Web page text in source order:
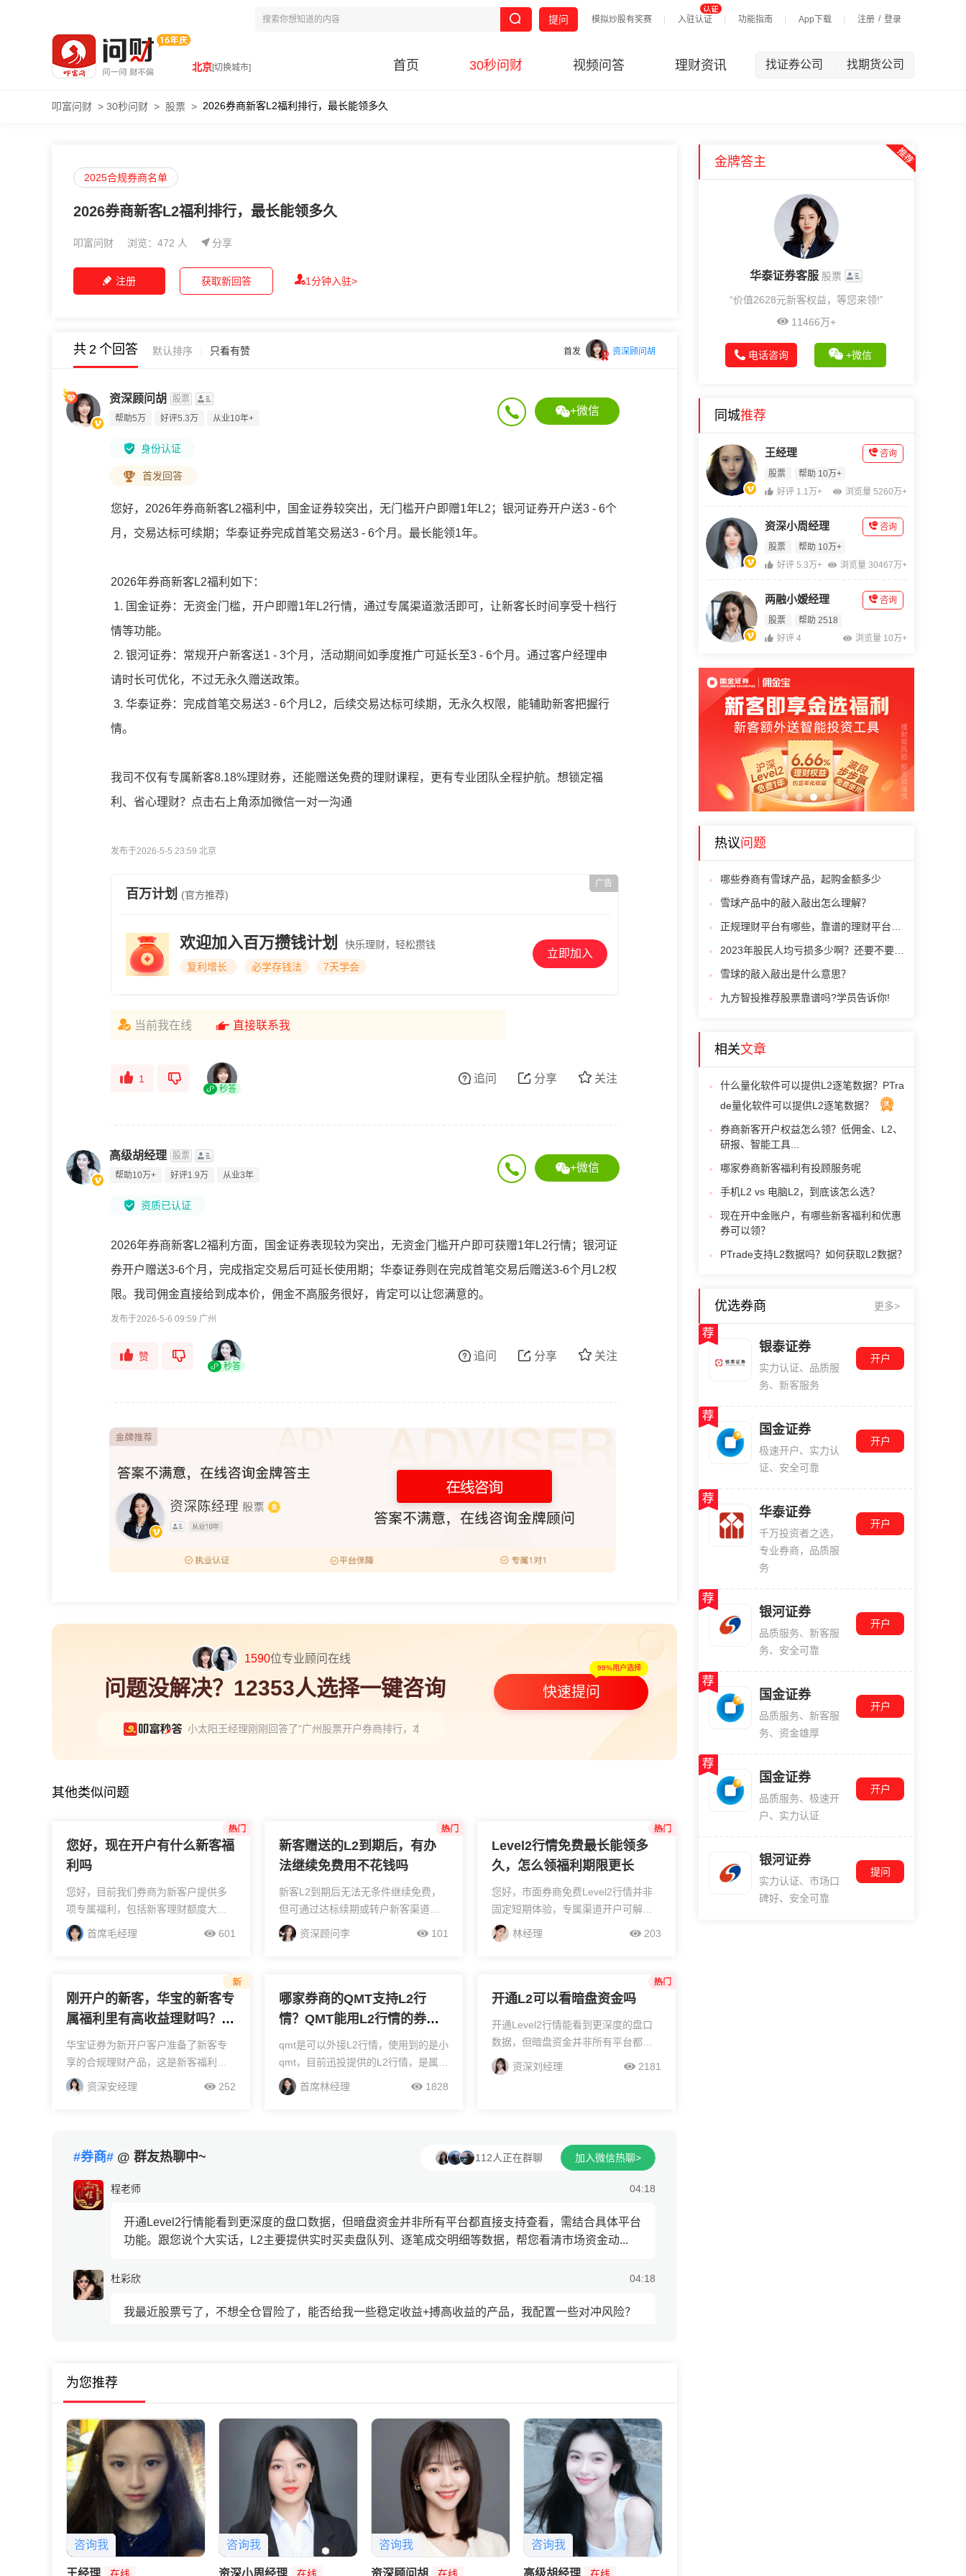
模拟炒股有奖赛 入驻认证 功能指南 App下载 注册 / 登录
提问
北京[切换城市] 首页 30秒问财 视频问答 理财资讯 找证券公司 找期货公司
叩富问财 > 30秒问财 > 股票 > 2026券商新客L2福利排行，最长能领多久
2025合规券商名单
2026券商新客L2福利排行，最长能领多久
叩富问财 浏览：472 人 分享
注册 1分钟入驻>
获取新回答
共 2 个回答 默认排序 只看有赞 首发 资深顾问胡
+微信
资深顾问胡
股票
帮助5万
好评5.3万 从业10年+
身份认证
首发回答
您好， 2026年券商新客L2福利中，国金证券较突出，无门槛开户即赠1年L2；银河证券开户送3 - 6个
月，交易达标可续期；华泰证券完成首笔交易送3 - 6个月。最长能领1年。
2026年券商新客L2福利如下：
1. 国金证券：无资金门槛，开户即赠1年L2行情，通过专属渠道激活即可，让新客长时间享受十档行
情等功能。
2. 银河证券：常规开户新客送1 - 3个月，活动期间如季度推广可延长至3 - 6个月。通过客户经理申
请时长可优化，不过无永久赠送政策。
3. 华泰证券：完成首笔交易送3 - 6个月L2，后续交易达标可续期，无永久权限，能辅助新客把握行
情。
我司不仅有专属新客8.18%理财券，还能赠送免费的理财课程，更有专业团队全程护航。想锁定福
利、省心理财？点击右上角添加微信一对一沟通
发布于2026-5-5 23:59 北京
百万计划 (官方推荐)
欢迎加入百万攒钱计划
快乐理财，轻松攒钱
复利增长
必学存钱法 7天学会
立即加入
广告
当前我在线 直接联系我
1
秒答
关注
分享
追问
+微信
高级胡经理 股票
帮助10万+
好评1.9万 从业3年
资质已认证
2026年券商新客L2福利方面，国金证券表现较为突出，无资金门槛开户即可获赠1年L2行情；银河证
券开户赠送3-6个月，完成指定交易后可延长使用期；华泰证券则在完成首笔交易后赠送3-6个月L2权
限。我司佣金直接给到成本价，佣金不高服务很好，肯定可以让您满意的。
发布于2026-5-6 09:59 广州
赞
秒答
关注
分享
追问
1590位专业顾问在线
问题没解决？12353人选择一键咨询
小太阳王经理刚刚回答了“广州股票开户券商排行，本地头部券商怎么选(附选型建议)”
99%用户选择
快速提问
其他类似问题
您好，现在开户有什么新客福
利吗
您好，目前我们券商为新客户提供多
项专属福利，包括新客理财额度大收
益率高达6.86%，可以购买50多万
元。新客理财是我们为新开户客户准
首席毛经理 601
新客赠送的L2到期后，有办
法继续免费用不花钱吗
新客L2到期后‌无法无条件继续免费‌，
但可通过‌达标续期‌或‌转户新客渠道‌实
现不花钱长期使用，开户前找线上客
户经理可以协商沟通佣金费率，因为
资深顾问李 101
Level2行情免费最长能领多
久，怎么领福利期限更长
您好，市面券商免费Level2行情并非
固定短期体验，专属渠道开户可解锁
超长免费周期，搭配合规续期方式，
能实现长期免费使用，彻底规避付费
林经理 203
刚开户的新客，华宝的新客专
属福利里有高收益理财吗？具
体怎么领啊？
华宝证券为新开户客户准备了新客专
享的合规理财产品，这是新客福利的
重要组成部分，能帮助新手投资者在
入门阶段接触到适配的理财选择。不
资深安经理 252
哪家券商的QMT支持L2行
情？QMT能用L2行情的券商
有哪些？
qmt是可以外接L2行情，使用到的是小
qmt，目前迅投提供的L2行情，是属于
VIP行情，获取需要单独购买。联系券
商客户经理确认具体费用及优惠活动
首席林经理 1828
开通L2可以看暗盘资金吗
开通Level2行情能看到更深度的盘口
数据，但暗盘资金并非所有平台都直
接支持查看，需结合具体平台功能。
跟您说个大实话，L2主要提供实时买
资深刘经理 2181
#券商# @ 群友热聊中~
程老师 04:18
开通Level2行情能看到更深度的盘口数据，但暗盘资金并非所有平台都直接支持查看，需结合具体平台
功能。跟您说个大实话，L2主要提供实时买卖盘队列、逐笔成交明细等数据，帮您看清市场资金动...
杜彩欣 04:18
我最近股票亏了，不想全仓冒险了，能否给我一些稳定收益+搏高收益的产品，我配置一些对冲风险？
112人正在群聊 加入微信热聊>
为您推荐
咨询我 咨询我 咨询我 咨询我
金牌答主
华泰证券客服 股票
“价值2628元新客权益，等您来领!”
11466万+
电话咨询 +微信
同城推荐
王经理
股票 帮助 10万+
咨询
好评 1.1万+ 浏览量 5260万+
资深小周经理
股票 帮助 10万+
咨询
好评 5.3万+ 浏览量 30467万+
两融小嫒经理
股票 帮助 2518
咨询
好评 4 浏览量 10万+
1 2 3 4
热议问题
哪些券商有雪球产品，起购金额多少
雪球产品中的敲入敲出怎么理解？
雪球的敲入敲出是什么意思？
九方智投推荐股票靠谱吗?学员告诉你!
相关文章
什么量化软件可以提供L2逐笔数据？PTra
de量化软件可以提供L2逐笔数据？
券商新客开户权益怎么领？低佣金、L2、
研报、智能工具...
哪家券商新客福利有投顾服务呢
手机L2 vs 电脑L2，到底该怎么选？
现在开中金账户，有哪些新客福利和优惠
券可以领？
PTrade支持L2数据吗？如何获取L2数据？
优选券商 更多>
银泰证券
实力认证、品质服
务、新客服务
开户
国金证券
极速开户、实力认
证、安全可靠
开户
华泰证券
千万投资者之选，
专业券商，品质服
务
开户
银河证券
品质服务、新客服
务、安全可靠
开户
国金证券
品质服务、新客服
务、资金雄厚
开户
国金证券
品质服务、极速开
户、实力认证
开户
银河证券
实力认证、市场口
碑好、安全可靠
提问